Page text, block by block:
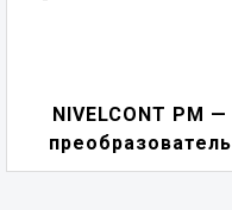
NIVELCONT PM —
преобразователь